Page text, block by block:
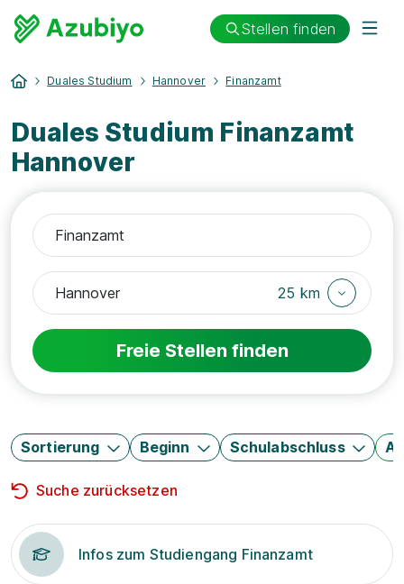
Stellen finden
Duales Studium Hannover Finanzamt
Duales Studium Finanzamt
Hannover
25 km
Freie Stellen finden
Sortierung Beginn Schulabschluss
Suche zurücksetzen
Infos zum Studiengang Finanzamt